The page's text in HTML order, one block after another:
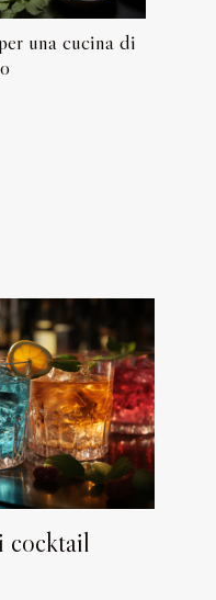
una cucina di
cocktail